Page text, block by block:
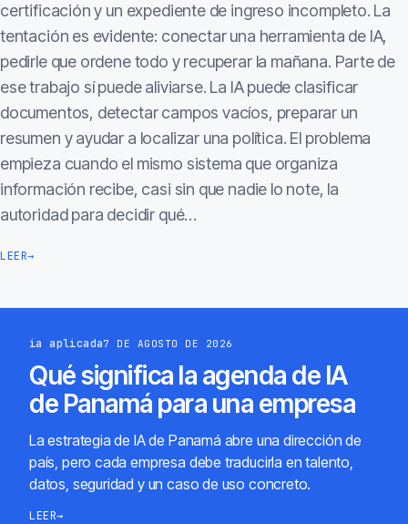
certificación y un expediente de ingreso incompleto. La
tentación es evidente: conectar una herramienta de IA,
pedirle que ordene todo y recuperar la mañana. Parte de
ese trabajo sí puede aliviarse. La IA puede clasificar
documentos, detectar campos vacíos, preparar un
resumen y ayudar a localizar una política. El problema
empieza cuando el mismo sistema que organiza
información recibe, casi sin que nadie lo note, la
autoridad para decidir qué…
LEER→
ia aplicada7 DE AGOSTO DE 2026
Qué significa la agenda de IA
de Panamá para una empresa
La estrategia de IA de Panamá abre una dirección de
país, pero cada empresa debe traducirla en talento,
datos, seguridad y un caso de uso concreto.
LEER→